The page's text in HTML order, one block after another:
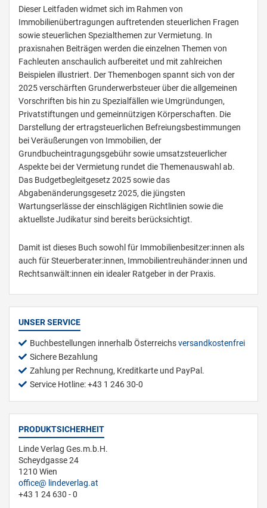
Dieser Leitfaden widmet sich im Rahmen von
Immobilienübertragungen auftretenden steuerlichen Fragen
sowie steuerlichen Spezialthemen zur Vermietung. In
praxisnahen Beiträgen werden die einzelnen Themen von
Fachleuten anschaulich aufbereitet und mit zahlreichen
Beispielen illustriert. Der Themenbogen spannt sich von der
2025 verschärften Grunderwerbsteuer über die allgemeinen
Vorschriften bis hin zu Spezialfällen wie Umgründungen,
Privatstiftungen und gemeinnützigen Körperschaften. Die
Darstellung der ertragsteuerlichen Befreiungsbestimmungen
bei Veräußerungen von Immobilien, der
Grundbucheintragungsgebühr sowie umsatzsteuerlicher
Aspekte bei der Vermietung rundet die Themenauswahl ab.
Das Budgetbegleitgesetz 2025 sowie das
Abgabenänderungsgesetz 2025, die jüngsten
Wartungserlässe der einschlägigen Richtlinien sowie die
aktuellste Judikatur sind bereits berücksichtigt.
Damit ist dieses Buch sowohl für Immobilienbesitzer:innen als
auch für Steuerberater:innen, Immobilientreuhänder:innen und
Rechtsanwält:innen ein idealer Ratgeber in der Praxis.
UNSER SERVICE
Buchbestellungen innerhalb Österreichsversandkostenfrei
Sichere Bezahlung
Zahlung per Rechnung, Kreditkarte und PayPal.
Service Hotline: +43 1 246 30-0
PRODUKTSICHERHEIT
Linde Verlag Ges.m.b.H.
Scheydgasse 24
1210 Wien
office
lindeverlag.at
+43 1 24 630 - 0